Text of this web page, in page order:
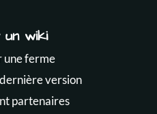
wiki
une ferme
version
partenaires